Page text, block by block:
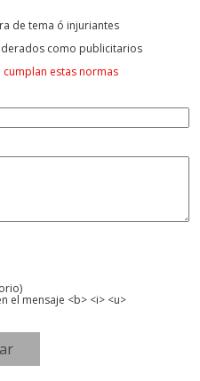
de tema ó injuriantes
como publicitarios
estas normas
el mensaje <b> <i> <u>